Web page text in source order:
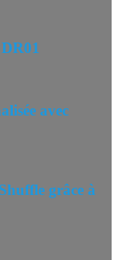
avec
grâce à